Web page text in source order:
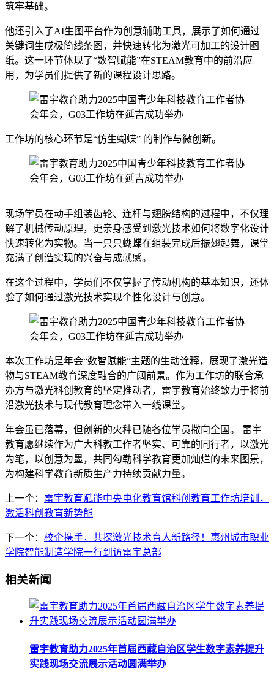
筑牢基础。
他还引入了AI生图平台作为创意辅助工具，展示了如何通过
关键词生成极简线条图，并快速转化为激光可加工的设计图
纸。这一环节体现了“数智赋能”在STEAM教育中的前沿应
用，为学员们提供了新的课程设计思路。
工作坊的核心环节是“仿生蝴蝶” 的制作与微创新。
现场学员在动手组装齿轮、连杆与翅膀结构的过程中，不仅理
解了机械传动原理，更亲身感受到激光技术如何将数字化设计
快速转化为实物。当一只只蝴蝶在组装完成后振翅起舞，课堂
充满了创造实现的兴奋与成就感。
在这个过程中，学员们不仅掌握了传动机构的基本知识，还体
验了如何通过激光技术实现个性化设计与创意。
本次工作坊是年会“数智赋能”主题的生动诠释，展现了激光造
物与STEAM教育深度融合的广阔前景。作为工作坊的联合承
办方与激光科创教育的坚定推动者，雷宇教育始终致力于将前
沿激光技术与现代教育理念带入一线课堂。
年会虽已落幕，但创新的火种已随各位学员撒向全国。 雷宇
教育愿继续作为广大科教工作者坚实、可靠的同行者，以激光
为笔，以创意为墨，共同勾勒科学教育更加灿烂的未来图景，
为构建科学教育新质生产力持续贡献力量。
上一个： 雷宇教育赋能中央电化教育馆科创教育工作坊培训，
激活科创教育新势能
下一个： 校企携手，共探激光技术育人新路径！惠州城市职业
学院智能制造学院一行到访雷宇总部
相关新闻
雷宇教育助力2025年首届西藏自治区学生数字素养提升
实践现场交流展示活动圆满举办